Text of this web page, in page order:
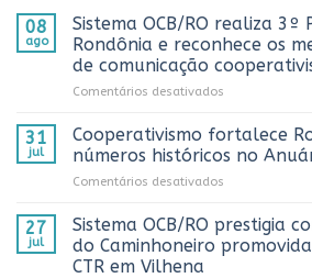
08
ago
Sistema OCB/RO realiza 3º
Rondônia e reconhece os
de comunicação
Comentários desativados
OCB/RO
3º
Rondônia
e
reconhece
31
jul
Cooperativismo fortalece
números históricos no
Comentários desativados
fortalece
Rondônia
e
27
jul
Sistema OCB/RO prestigia
do Caminhoneiro
CTR em Vilhena